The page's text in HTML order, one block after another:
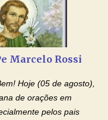
por Nós e por todos
Amén. Oração 2 Ó
que inspirastes a São
o heroísmo das virtudes
a voluntária pobreza, e
por numerosos
Marcelo Rossi
Hoje (05 de agosto),
de orações em
pelos pais